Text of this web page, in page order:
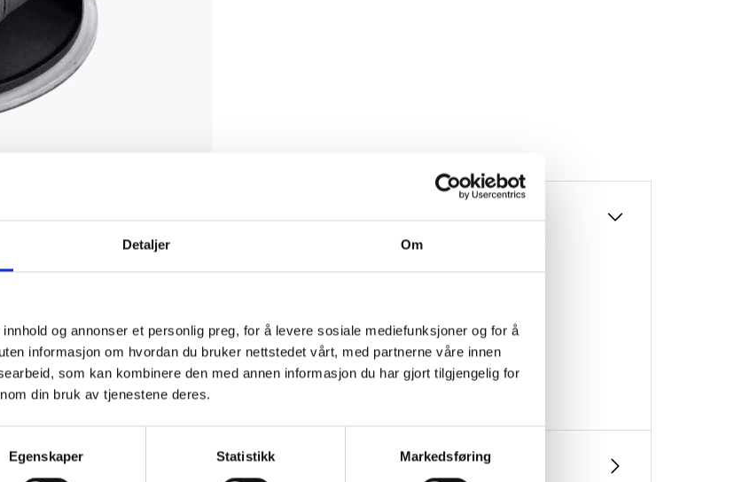
Detaljer Om
og annonser et personlig preg, for å levere sosiale mediefunksjoner og for å
informasjon om hvordan du bruker nettstedet vårt, med partnerne våre innen
som kan kombinere den med annen informasjon du har gjort tilgjengelig for
din bruk av tjenestene deres.
Egenskaper Statistikk Markedsføring
cameras 43-167.